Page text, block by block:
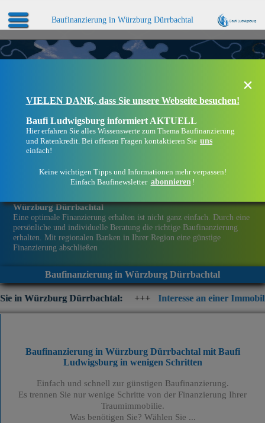
Baufinanzierung in Würzburg Dürrbachtal
Würzburg Dürrbachtal
Eine optimale Finanzierung erhalten ist nicht ganz einfach. Durch eine
persönliche und individuelle Beratung die richtige Baufinanzierung
erhalten. Mit regionalen Banken in Ihrer Region eine günstige
Finanzierung abschließen
Baufinanzierung in Würzburg Dürrbachtal
Dürrbachtal: +++ Interesse an einer
×
VIELEN DANK, dass Sie unsere Webseite besuchen!
Baufi Ludwigsburg informiert AKTUELL
Hier erfahren Sie alles Wissenswerte zum Thema Baufinanzierung
und Ratenkredit. Bei offenen Fragen kontaktieren Sie uns
einfach!
Keine wichtigen Tipps und Informationen mehr verpassen!
Einfach Baufinewsletter abonnieren !
Baufinanzierung in Würzburg Dürrbachtal mit Baufi
Ludwigsburgin wenigen Schritten
Einfach und schnell zur günstigen Baufinanzierung.
Es trennen Sie nur wenige Schritte von der Finanzierung Ihrer
Traumimmobilie.
Was benötigen Sie? Wählen Sie ...